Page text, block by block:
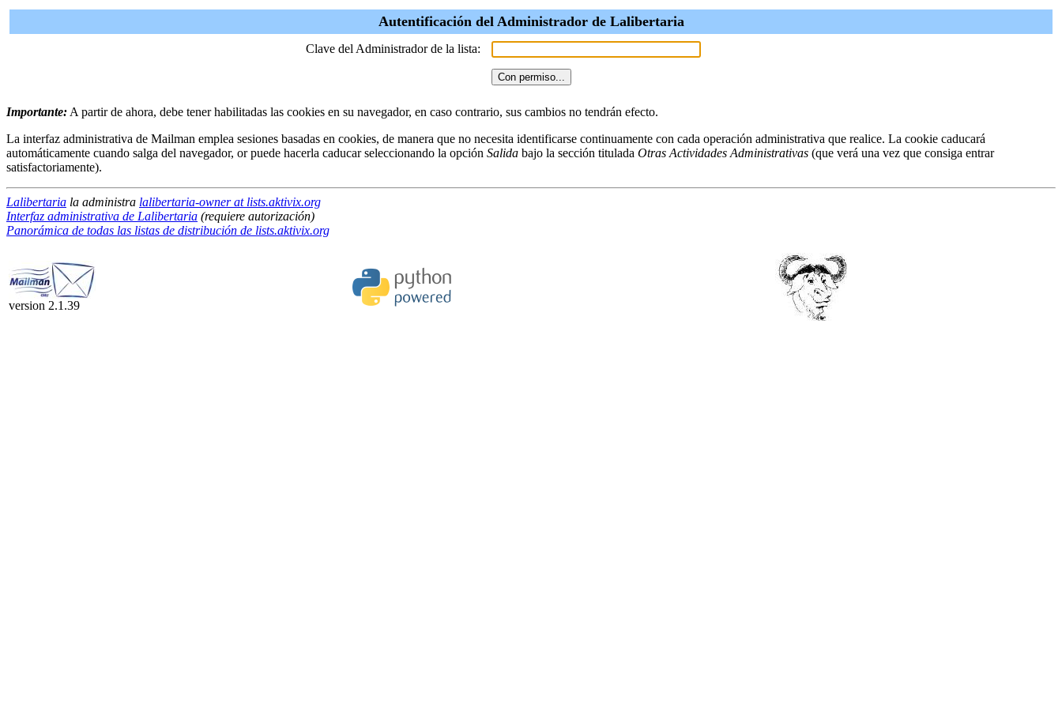
Autentificación del Administrador de Lalibertaria
Clave del Administrador de la lista:
Importante: A partir de ahora, debe tener habilitadas las cookies en su navegador, en caso contrario, sus cambios no tendrán efecto.
La interfaz administrativa de Mailman emplea sesiones basadas en cookies, de manera que no necesita identificarse continuamente con cada operación administrativa que realice. La cookie caducará
automáticamente cuando salga del navegador, or puede hacerla caducar seleccionando la opción Salida bajo la sección titulada Otras Actividades Administrativas (que verá una vez que consiga entrar
satisfactoriamente).
Lalibertaria la administra lalibertaria-owner at lists.aktivix.org
Interfaz administrativa de Lalibertaria (requiere autorización)
Panorámica de todas las listas de distribución de lists.aktivix.org
version 2.1.39